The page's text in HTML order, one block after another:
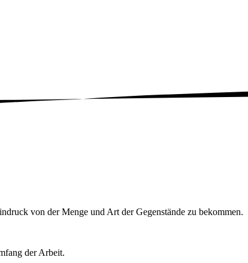
von der Menge und Art der Gegenstände zu bekommen.
der Arbeit.